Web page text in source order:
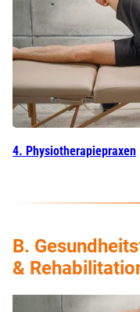
4. Physiotherapiepraxen
B.
&